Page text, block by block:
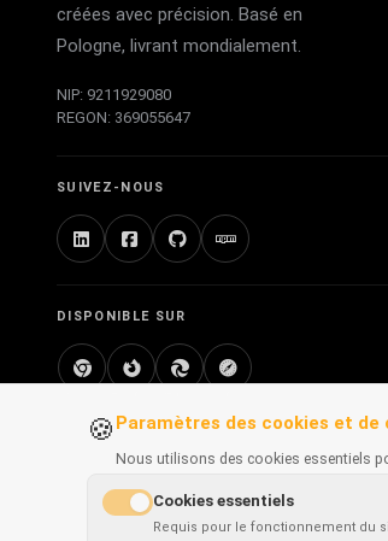
créées avec précision. Basé en
Pologne, livrant mondialement.
NIP: 9211929080
REGON: 369055647
SUIVEZ-NOUS
DISPONIBLE SUR
🍪 Paramètres des cookies et
Nous utilisons des cookies essentiels
Cookies essentiels
Requis pour le fonctionnement du